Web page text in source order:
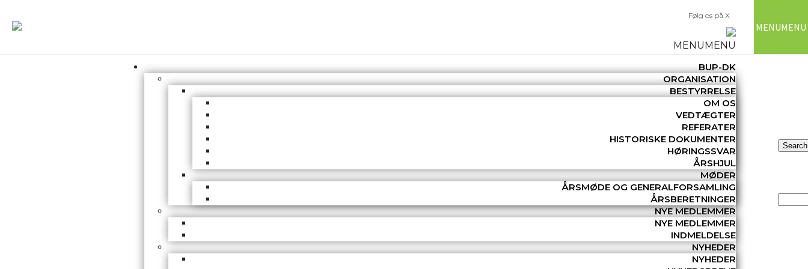
Følg os på X
MENUMENU
BUP-DK
ORGANISATION
BESTYRRELSE
OM OS
VEDTÆGTER
REFERATER
HISTORISKE DOKUMENTER
HØRINGSSVAR
ÅRSHJUL
MØDER
ÅRSMØDE OG GENERALFORSAMLING
ÅRSBERETNINGER
NYE MEDLEMMER
NYE MEDLEMMER
INDMELDELSE
NYHEDER
NYHEDER
MENUMENU